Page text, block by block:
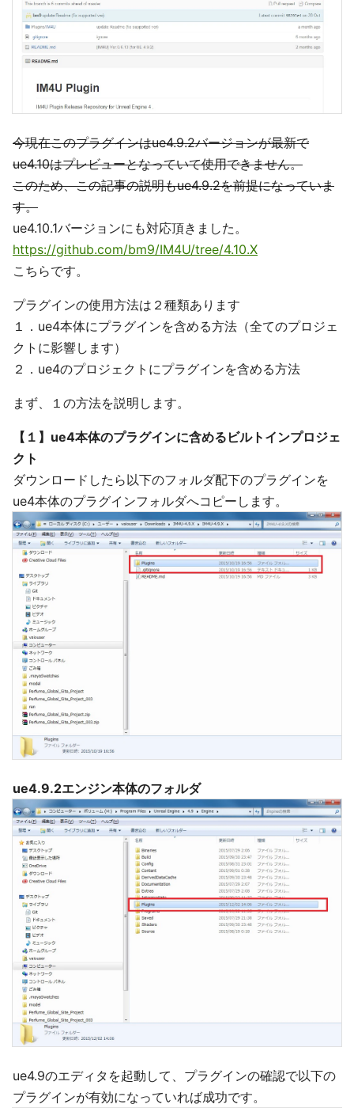
今現在このプラグインはue4.9.2バージョンが最新で
ue4.10はプレビューとなっていて使用できません。
このため、この記事の説明もue4.9.2を前提になっていま
す。
ue4.10.1バージョンにも対応頂きました。
https://github.com/bm9/IM4U/tree/4.10.X
こちらです。
プラグインの使用方法は２種類あります
１．ue4本体にプラグインを含める方法（全てのプロジェ
クトに影響します）
２．ue4のプロジェクトにプラグインを含める方法
まず、１の方法を説明します。
【１】ue4本体のプラグインに含めるビルトインプロジェ
クト
ダウンロードしたら以下のフォルダ配下のプラグインを
ue4本体のプラグインフォルダへコピーします。
ue4.9.2エンジン本体のフォルダ
ue4.9のエディタを起動して、プラグインの確認で以下の
プラグインが有効になっていれば成功です。